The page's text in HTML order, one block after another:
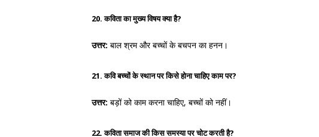
20. कविता का मुख्य विषय क्या है?
उत्तर: बाल श्रम और बच्चों के बचपन का हनन।
21. कवि बच्चों के स्थान पर किसे होना चाहिए काम पर?
उत्तर: बड़ों को काम करना चाहिए, बच्चों को नहीं।
22. कविता समाज की किस समस्या पर चोट करती है?